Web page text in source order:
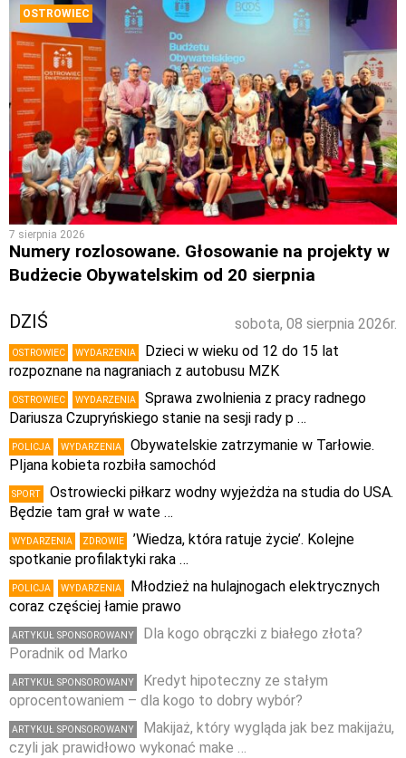
OSTROWIEC
7 sierpnia 2026
Numery rozlosowane. Głosowanie na projekty w
Budżecie Obywatelskim od 20 sierpnia
sobota, 08 sierpnia 2026r.
DZIŚ
OSTROWIEC WYDARZENIA
Dzieci w wieku od 12 do 15 lat
rozpoznane na nagraniach z autobusu MZK
OSTROWIEC WYDARZENIA
Sprawa zwolnienia z pracy radnego
Dariusza Czupryńskiego stanie na sesji rady p …
POLICJA WYDARZENIA
Obywatelskie zatrzymanie w Tarłowie.
PIjana kobieta rozbiła samochód
SPORT
Ostrowiecki piłkarz wodny wyjeżdża na studia do USA.
Będzie tam grał w wate …
WYDARZENIA ZDROWIE
’Wiedza, która ratuje życie’. Kolejne
spotkanie profilaktyki raka …
POLICJA WYDARZENIA
Młodzież na hulajnogach elektrycznych
coraz częściej łamie prawo
ARTYKUŁ SPONSOROWANY
Dla kogo obrączki z białego złota?
Poradnik od Marko
ARTYKUŁ SPONSOROWANY
Kredyt hipoteczny ze stałym
oprocentowaniem – dla kogo to dobry wybór?
ARTYKUŁ SPONSOROWANY
Makijaż, który wygląda jak bez makijażu,
czyli jak prawidłowo wykonać make …